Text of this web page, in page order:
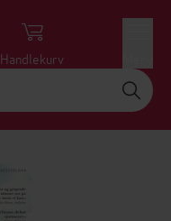
Handlekurv